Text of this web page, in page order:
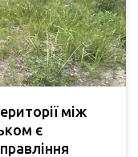
між
є